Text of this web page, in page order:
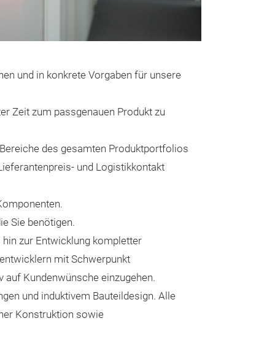
und in konkrete Vorgaben für unsere
Zeit zum passgenauen Produkt zu
des gesamten Produktportfolios
und Logistikkontakt
Sie benötigen.
zur Entwicklung kompletter
mit Schwerpunkt
Kundenwünsche einzugehen.
und induktivem Bauteildesign. Alle
Konstruktion sowie